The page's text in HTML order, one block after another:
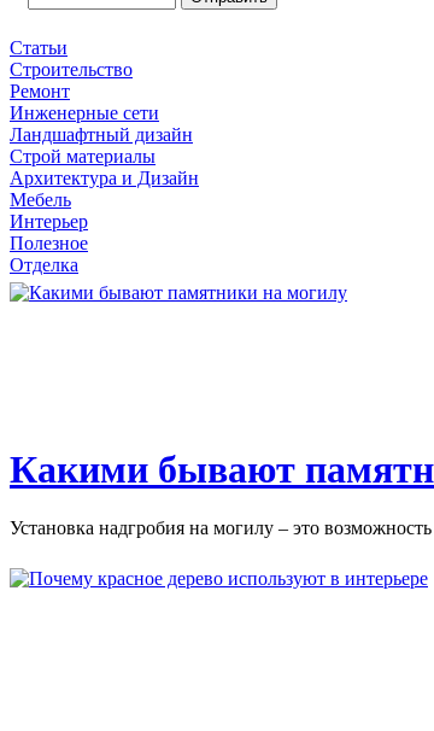
Статьи
Строительство
Ремонт
Инженерные сети
Ландшафтный дизайн
Строй материалы
Архитектура и Дизайн
Мебель
Интерьер
Полезное
Отделка
Какими бывают
Установка надгробия на могилу – это